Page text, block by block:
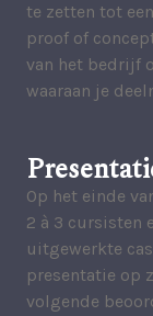
te zetten tot
proof of
van het bedrijf
waaraan je
Op het einde
2 à 3 cursisten
uitgewerkte
presentatie op
volgende